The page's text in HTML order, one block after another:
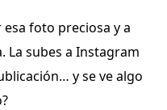
foto preciosa y a
La subes a Instagram
y se ve algo